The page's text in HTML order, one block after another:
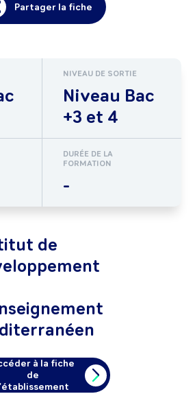
Partager la fiche
NIVEAU DE SORTIE
Niveau Bac
+3 et 4
DURÉE DE LA
FORMATION
-
de
à la fiche
de